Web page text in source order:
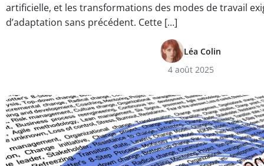
artificielle, et les transformations des modes de travail
d’adaptation sans précédent. Cette […]
Léa Colin
4 août 2025